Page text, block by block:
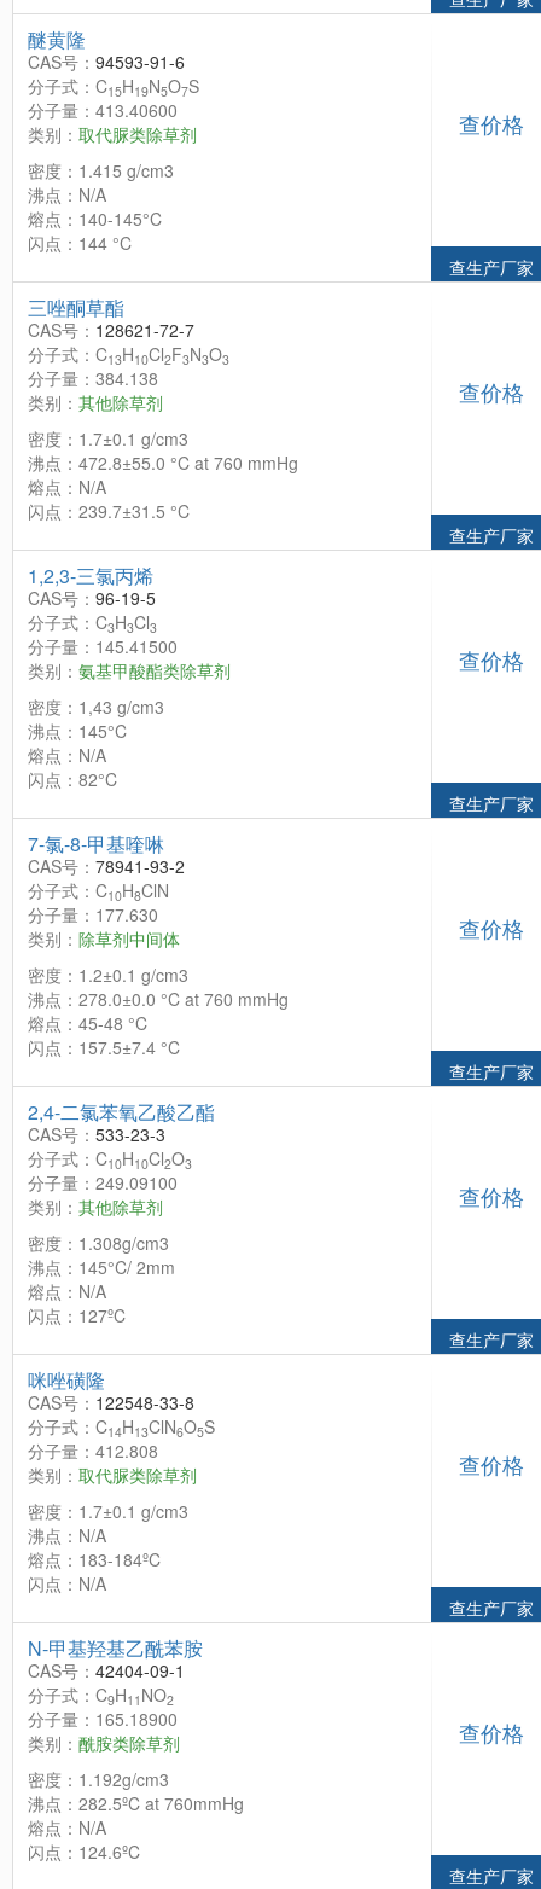
醚黄隆
CAS号： 94593-91-6
分子式：C15H19N5O7S
分子量：413.40600
类别： 取代脲类除草剂
密度：1.415 g/cm3
沸点：N/A
熔点：140-145°C
闪点：144 °C
查价格
查生产厂家
三唑酮草酯
CAS号： 128621-72-7
分子式：C13H10Cl2F3N3O3
分子量：384.138
类别： 其他除草剂
密度：1.7±0.1 g/cm3
沸点：472.8±55.0 °C at 760 mmHg
熔点：N/A
闪点：239.7±31.5 °C
查价格
查生产厂家
1,2,3-三氯丙烯
CAS号： 96-19-5
分子式：C3H3Cl3
分子量：145.41500
类别： 氨基甲酸酯类除草剂
密度：1,43 g/cm3
沸点：145°C
熔点：N/A
闪点：82°C
查价格
查生产厂家
7-氯-8-甲基喹啉
CAS号： 78941-93-2
分子式：C10H8ClN
分子量：177.630
类别： 除草剂中间体
密度：1.2±0.1 g/cm3
沸点：278.0±0.0 °C at 760 mmHg
熔点：45-48 °C
闪点：157.5±7.4 °C
查价格
查生产厂家
2,4-二氯苯氧乙酸乙酯
CAS号： 533-23-3
分子式：C10H10Cl2O3
分子量：249.09100
类别： 其他除草剂
密度：1.308g/cm3
沸点：145°C/ 2mm
熔点：N/A
闪点：127ºC
查价格
查生产厂家
咪唑磺隆
CAS号： 122548-33-8
分子式：C14H13ClN6O5S
分子量：412.808
类别： 取代脲类除草剂
密度：1.7±0.1 g/cm3
沸点：N/A
熔点：183-184ºC
闪点：N/A
查价格
查生产厂家
N-甲基羟基乙酰苯胺
CAS号： 42404-09-1
分子式：C9H11 NO2
分子量：165.18900
类别： 酰胺类除草剂
密度：1.192g/cm3
沸点：282.5ºC at 760mmHg
熔点：N/A
闪点：124.6ºC
查价格
查生产厂家